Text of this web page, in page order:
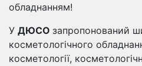
обладнанням!
У ДЮСО запропонований
косметологічного
косметології,